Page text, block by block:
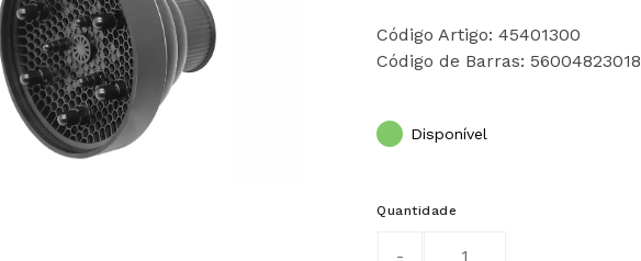
Código Artigo: 45401300
Código de Barras:
Disponível
Quantidade